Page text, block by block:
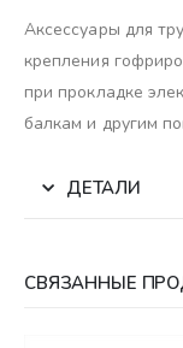
Аксессуары для
крепления
при прокладке
балкам и другим
ДЕТАЛИ
СВЯЗАННЫЕ